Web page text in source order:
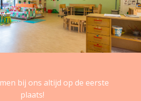
bij ons altijd op de eerste
plaats!